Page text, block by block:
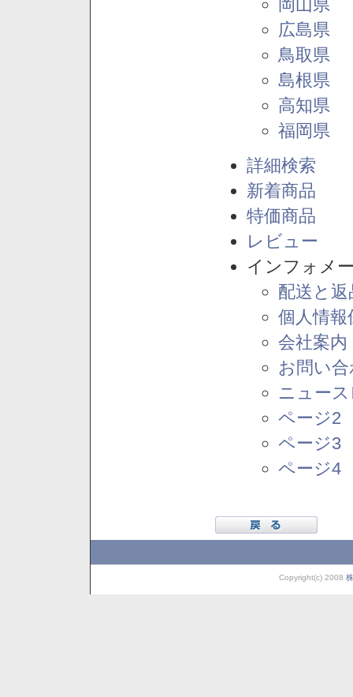
岡山県
広島県
鳥取県
島根県
高知県
福岡県
詳細検索
新着商品
特価商品
レビュー
インフォメ
配送と
個人情報
会社案内
お問い
ニュー
ページ2
ページ3
ページ4
Copyright(c) 2008